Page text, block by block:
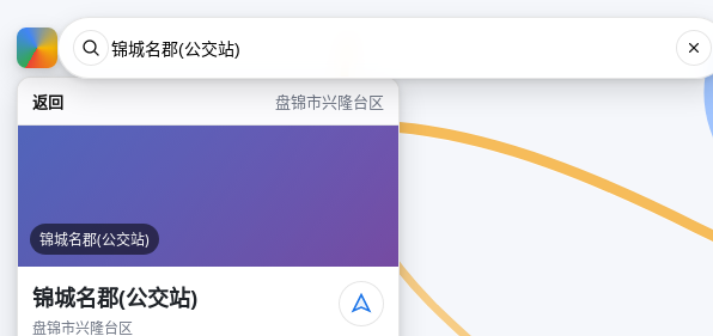
返回 盘锦市兴隆台区
锦城名郡(公交站)
锦城名郡(公交站)
盘锦市兴隆台区